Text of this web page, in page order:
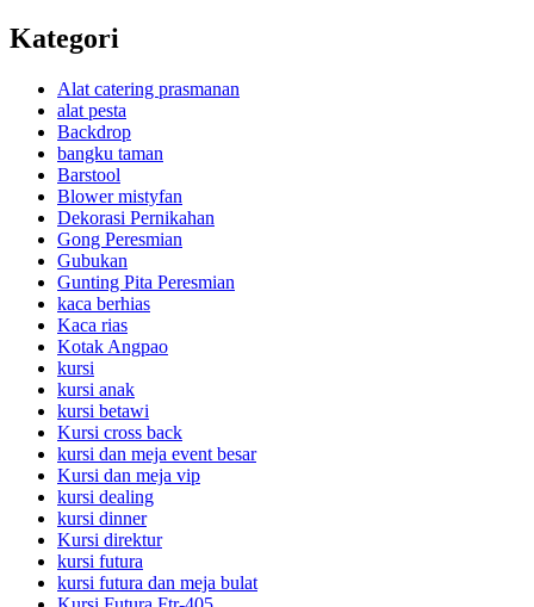
Kategori
Alat catering prasmanan
alat pesta
Backdrop
bangku taman
Barstool
Blower mistyfan
Dekorasi Pernikahan
Gong Peresmian
Gubukan
Gunting Pita Peresmian
kaca berhias
Kaca rias
Kotak Angpao
kursi
kursi anak
kursi betawi
Kursi cross back
kursi dan meja event besar
Kursi dan meja vip
kursi dealing
kursi dinner
Kursi direktur
kursi futura
kursi futura dan meja bulat